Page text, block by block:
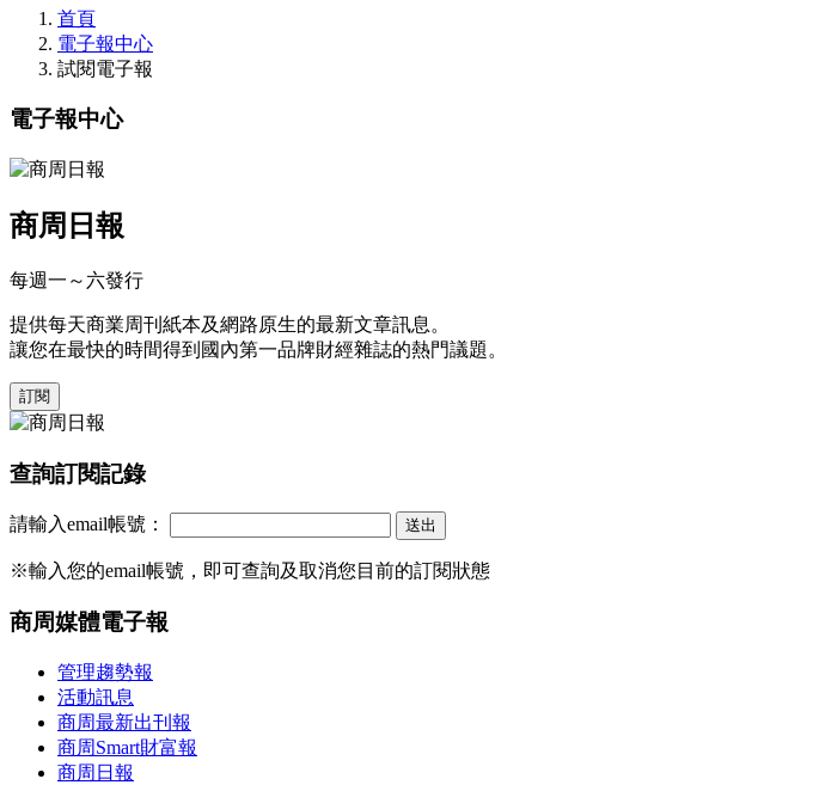
首頁
電子報中心
試閱電子報
電子報中心
商周日報
每週一～六發行
提供每天商業周刊紙本及網路原生的最新文章訊息。
讓您在最快的時間得到國內第一品牌財經雜誌的熱門議題。
查詢訂閱記錄
請輸入email帳號：
※輸入您的email帳號，即可查詢及取消您目前的訂閱狀態
商周媒體電子報
管理趨勢報
活動訊息
商周最新出刊報
商周Smart財富報
商周日報